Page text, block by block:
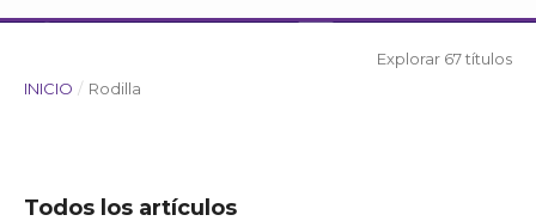
INICIO / Rodilla
Explorar 67 títulos
Todos los artículos